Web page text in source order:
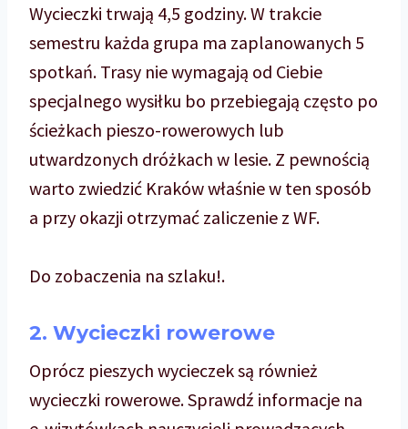
Wycieczki trwają 4,5 godziny. W trakcie
semestru każda grupa ma zaplanowanych 5
spotkań. Trasy nie wymagają od Ciebie
specjalnego wysiłku bo przebiegają często po
ścieżkach pieszo-rowerowych lub
utwardzonych dróżkach w lesie. Z pewnością
warto zwiedzić Kraków właśnie w ten sposób
a przy okazji otrzymać zaliczenie z WF.
Do zobaczenia na szlaku!.
2. Wycieczki rowerowe
Oprócz pieszych wycieczek są również
wycieczki rowerowe. Sprawdź informacje na